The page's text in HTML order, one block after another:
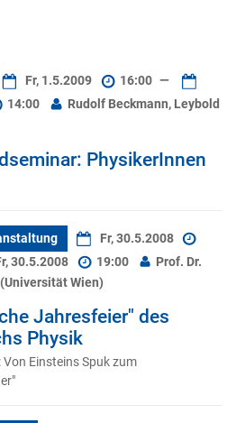
Fr, 1.5.2009 16:00 —
14:00
Rudolf Beckmann, Leybold
PhysikerInnen
Fr, 30.5.2008
30.5.2008 19:00
Prof. Dr.
Wien)
Jahresfeier" des
Physik
Einsteins Spuk zum